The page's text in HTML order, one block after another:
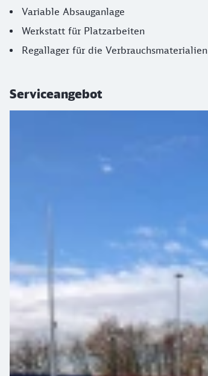
Variable Absauganlage
Werkstatt für Platzarbeiten
Regallager für die Verbrauchsmaterialien
Serviceangebot